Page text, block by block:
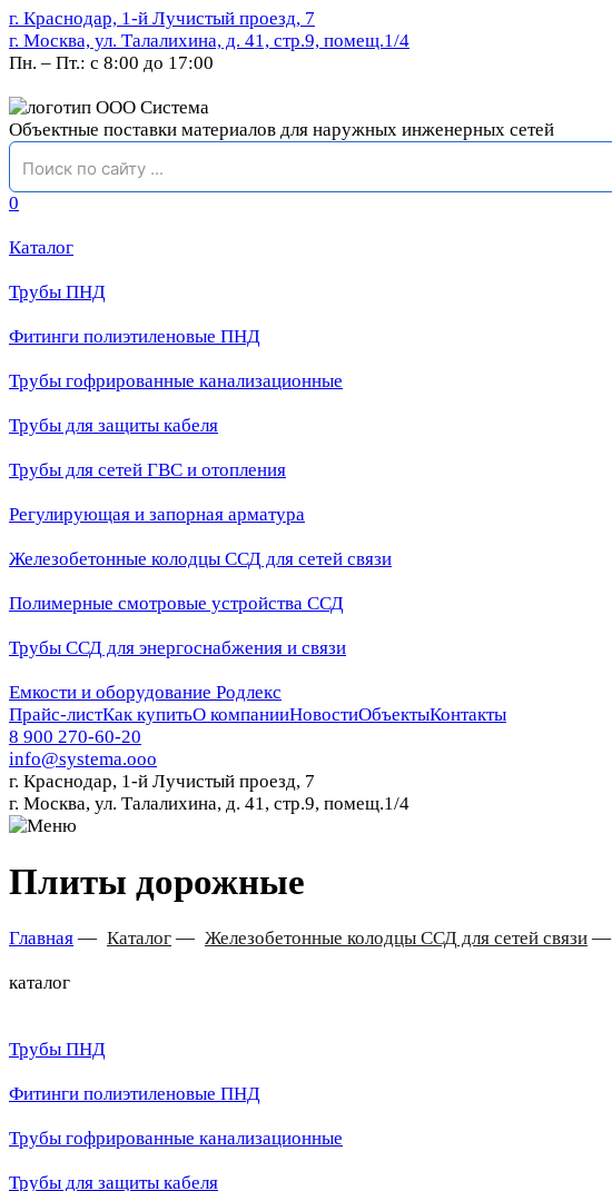
г. Краснодар, 1-й Лучистый проезд, 7
г. Москва, ул. Талалихина, д. 41, стр.9, помещ.1/4
Пн. – Пт.: с 8:00 до 17:00
Объектные поставки материалов для наружных инженерных сетей
0
Каталог
Трубы ПНД
Фитинги полиэтиленовые ПНД
Трубы гофрированные канализационные
Трубы для защиты кабеля
Трубы для сетей ГВС и отопления
Регулирующая и запорная арматура
Железобетонные колодцы ССД для сетей связи
Полимерные смотровые устройства ССД
Трубы ССД для энергоснабжения и связи
Емкости и оборудование Родлекс
Прайс-листКак купитьО компанииНовостиОбъектыКонтакты
8 900 270-60-20
info@systema.ooo
г. Краснодар, 1-й Лучистый проезд, 7
г. Москва, ул. Талалихина, д. 41, стр.9, помещ.1/4
Плиты дорожные
Главная — Каталог— Железобетонные колодцы ССД для сетей связи—
каталог
Трубы ПНД
Фитинги полиэтиленовые ПНД
Трубы гофрированные канализационные
Трубы для защиты кабеля